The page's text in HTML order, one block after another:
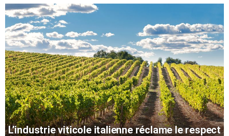
L’industrie viticole italienne réclame le respect